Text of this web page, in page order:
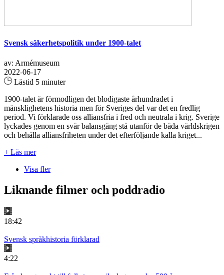
Svensk säkerhetspolitik under 1900-talet
av: Armémuseum
2022-06-17
Lästid 5 minuter
1900-talet är förmodligen det blodigaste århundradet i
mänsklighetens historia men för Sveriges del var det en fredlig
period. Vi förklarade oss alliansfria i fred och neutrala i krig. Sverige
lyckades genom en svår balansgång stå utanför de båda världskrigen
och behålla alliansfriheten under det efterföljande kalla kriget...
+ Läs mer
Visa fler
Liknande filmer och poddradio
18:42
Svensk språkhistoria förklarad
4:22